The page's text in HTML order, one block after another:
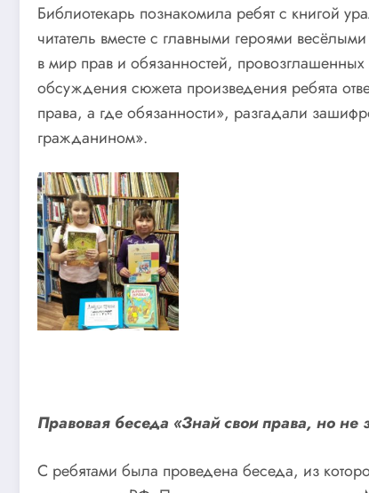
Библиотекарь познакомила ребят с книгой
читатель вместе с главными героями
в мир прав и обязанностей,
обсуждения сюжета произведения ребята
права, а где обязанности», разгадали
гражданином».
Правовая беседа «Знай свои права, но не
С ребятами была проведена беседа, из